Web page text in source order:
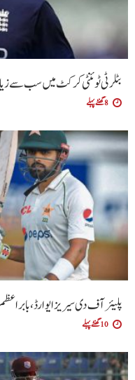
بٹلر ٹی ٹوئنٹی کرکٹ میں سب سے
8 گھنٹے پہلے
پلیئرآف دی سیریز
10 گھنٹے پہلے